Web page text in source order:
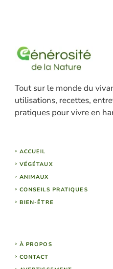
Tout sur le monde du
utilisations, recettes,
pratiques pour vivre en
ACCUEIL
VÉGÉTAUX
ANIMAUX
CONSEILS PRATIQUES
BIEN-ÊTRE
À PROPOS
CONTACT